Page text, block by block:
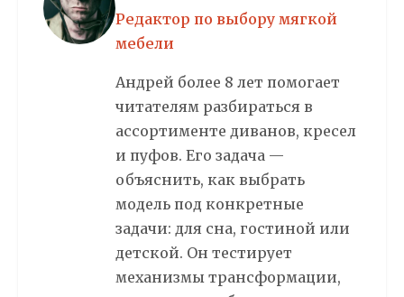
Редактор по выбору мягкой
мебели
Андрей более 8 лет помогает
читателям разбираться в
ассортименте диванов, кресел
и пуфов. Его задача —
объяснить, как выбрать
модель под конкретные
задачи: для сна, гостиной или
детской. Он тестирует
механизмы трансформации,